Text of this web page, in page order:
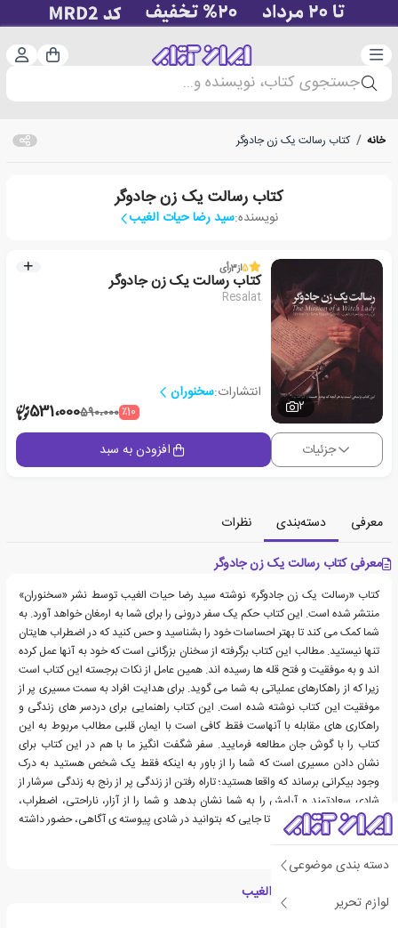
دسته‌بندی سبد
جستجوی کتاب، نویسنده و...
دسته بندی موضوعی
لوازم تحریر
خانه / کتاب رسالت یک زن جادوگر
کتاب رسالت یک زن جادوگر
نویسنده:سید رضا حیات الغیب
2
5از3رأی
کتاب رسالت یک زن جادوگر
Resalat
انتشارات:سخنوران
٪10590،000531،000
جزئیات افزودن به سبد
معرفی دسته‌بندی
نظرات
معرفی کتاب رسالت یک زن جادوگر
کتاب «رسالت یک زن جادوگر» نوشته سید رضا حیات الغیب توسط نشر «سخنوران»
منتشر شده است. این کتاب حکم یک سفر درونی را برای شما به ارمغان خواهد آورد. به
شما کمک می کند تا بهتر احساسات خود را بشناسید و حس کنید که در اضطراب هایتان
تنها نیستید. مطالب این کتاب برگرفته از سخنان بزرگانی است که خود به آنها عمل کرده
اند و به موفقیت و فتح قله ها رسیده اند. همین عامل از نکات برجسته این کتاب است
زیرا که از راهکارهای عملیاتی به شما می گوید. برای هدایت افراد به سمت مسیری پر از
موفقیت این کتاب نوشته شده است. این کتاب راهنمایی برای دردسر های زندگی و
راهکاری های مقابله با آنهاست فقط کافی است با ایمان قلبی مطالب مربوط به این
کتاب را با گوش جان مطالعه فرمایید. سفر شگفت انگیز ما با هم در این کتاب برای
نشان دادن مسیری است که شما را از باور به اینکه فقط یک شخص هستید به درک
وجود بیکرانی برساند که واقعا هستید؛ تاراه رفتن از زندگی پر از رنج به زندگی سرشار از
شادی سعادتمند و آرامش را به شما نشان بدهد و شما را از آزار، ناراحتی، اضطراب،
نگرانی و مشکلات رها کند تا جایی که بتوانید در شادی پیوسته ی آگاهی، حضور داشته
باشید.
درباره سید رضا حیات الغیب